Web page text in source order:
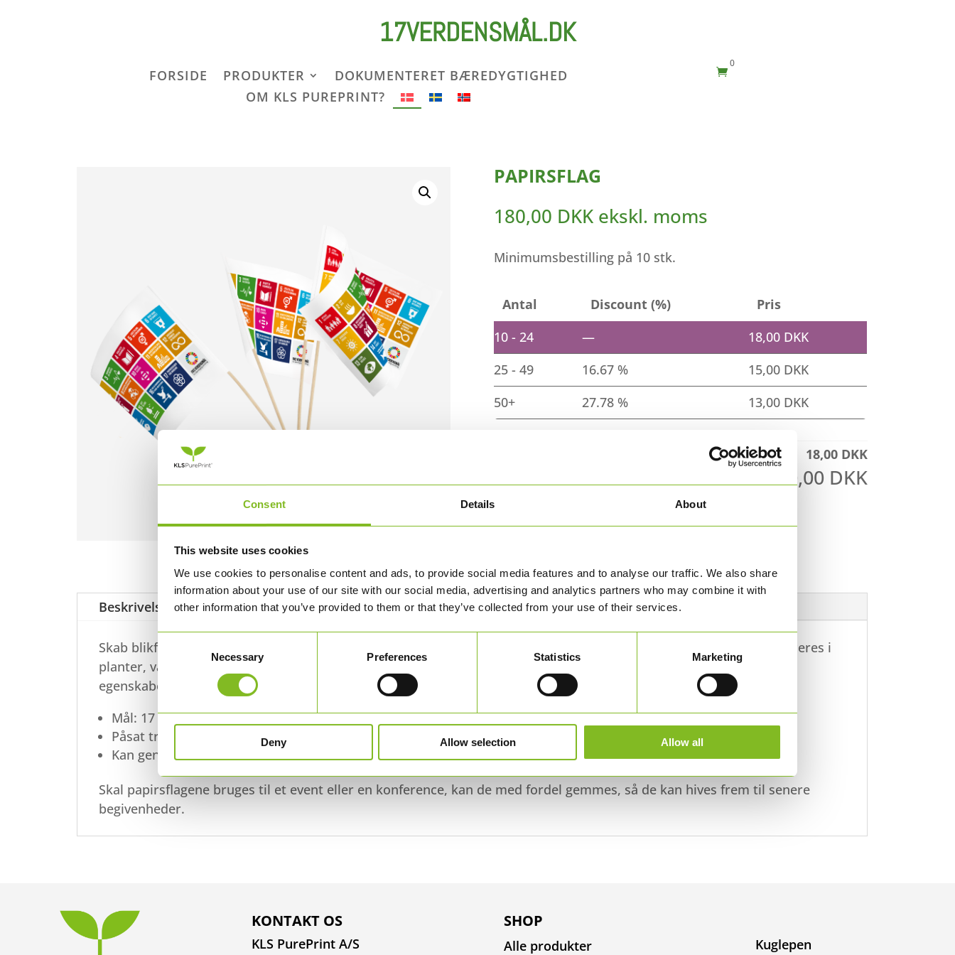
Consent Details About
This website uses cookies
We use cookies to personalise content and ads, to provide social media features and to analyse our traffic. We also share
information about your use of our site with our social media, advertising and analytics partners who may combine it with
other information that you’ve provided to them or that they’ve collected from your use of their services.
Consent
Necessary Preferences Statistics Marketing
Deny Allow selection Allow all
17VERDENSMÅL.DK
FORSIDE PRODUKTER
DOKUMENTERET BÆREDYGTIGHED
OM KLS PUREPRINT?

0
PAPIRSFLAG
180,00 DKK ekskl. moms
Minimumsbestilling på 10 stk.
Antal Discount (%)
Pris
10 - 24
— 18,00 DKK
25 - 49
16.67 % 15,00 DKK
50+
27.78 % 13,00 DKK
18,00 DKK
180,00 DKK
Papirsflag
antal
Beskrivelse
Skab blikfang med disse papirsflag, der viser, at jeres virksomhed arbejder med FN's verdensmål. De kan både placeres i
planter, vaser eller langs virksomhedens indkørsel - det er kun fantasien, som sætter grænserne! Papirsflagenes
egenskaber:
Mål: 17 cm x 24 cm
Påsat træpind
Kan genbruges
Skal papirsflagene bruges til et event eller en konference, kan de med fordel gemmes, så de kan hives frem til senere
begivenheder.
KONTAKT OS
KLS PurePrint A/S
SHOP
Alle produkter Kuglepen